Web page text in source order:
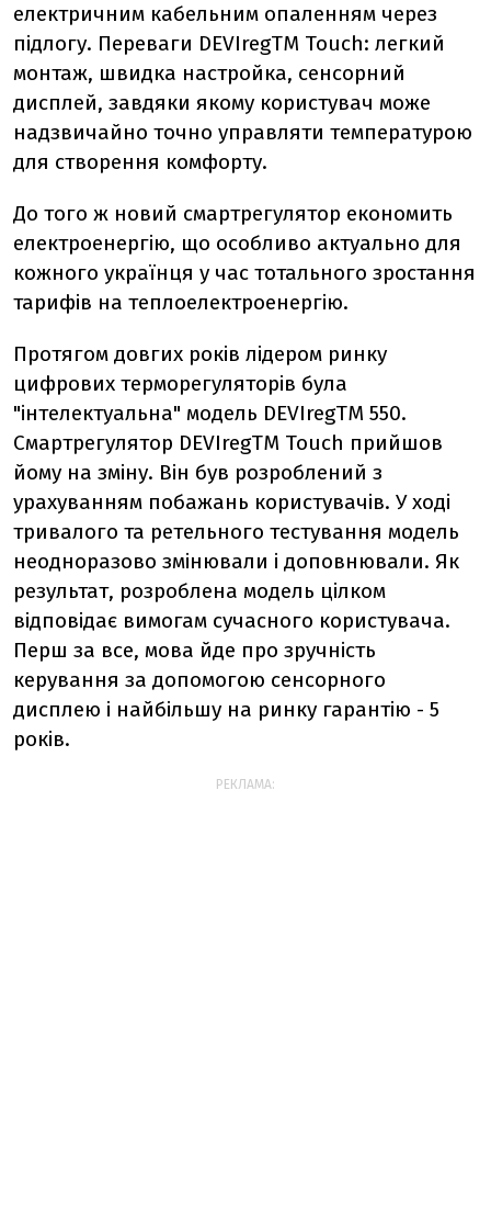
електричним кабельним опаленням через
підлогу. Переваги DEVIregTM Touch: легкий
монтаж, швидка настройка, сенсорний
дисплей, завдяки якому користувач може
надзвичайно точно управляти температурою
для створення комфорту.
До того ж новий смартрегулятор економить
електроенергію, що особливо актуально для
кожного українця у час тотального зростання
тарифів на теплоелектроенергію.
Протягом довгих років лідером ринку
цифрових терморегуляторів була
"інтелектуальна" модель DEVIregTM 550.
Смартрегулятор DEVIregTM Touch прийшов
йому на зміну. Він був розроблений з
урахуванням побажань користувачів. У ході
тривалого та ретельного тестування модель
неодноразово змінювали і доповнювали. Як
результат, розроблена модель цілком
відповідає вимогам сучасного користувача.
Перш за все, мова йде про зручність
керування за допомогою сенсорного
дисплею і найбільшу на ринку гарантію - 5
років.
РЕКЛАМА: